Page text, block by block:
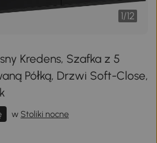
1/12
Kredens, Szafka z 5
Półką, Drzwi Soft-Close,
w Stoliki nocne